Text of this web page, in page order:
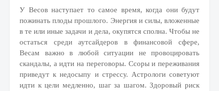
У Весов наступает то самое время, когда они будут
пожинать плоды прошлого. Энергия и силы, вложенные
в те или иные задачи и дела, окупятся сполна. Чтобы не
остаться среди аутсайдеров в финансовой сфере,
Весам важно в любой ситуации не провоцировать
скандалы, а идти на переговоры. Ссоры и переживания
приведут к недосыпу и стрессу. Астрологи советуют
идти к цели медленно, шаг за шагом. Здоровый риск